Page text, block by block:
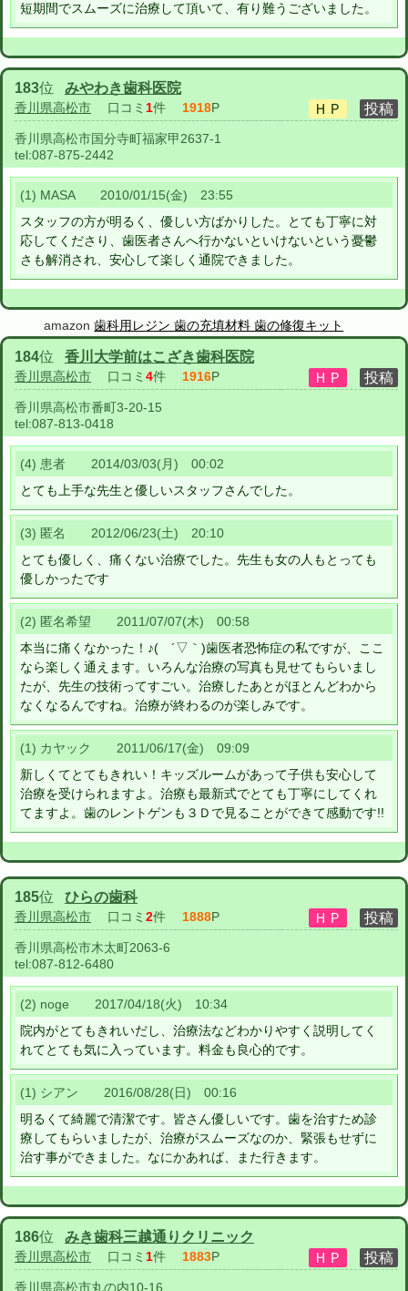
短期間でスムーズに治療して頂いて、有り難うございました。
183位 みやわき歯科医院
香川県高松市 口コミ 1件 1918P
香川県高松市国分寺町福家甲2637-1
tel:087-875-2442
(1) MASA 2010/01/15(金) 23:55
スタッフの方が明るく、優しい方ばかりした。とても丁寧に対
応してくださり、歯医者さんへ行かないといけないという憂鬱
さも解消され、安心して楽しく通院できました。
amazon歯科用レジン 歯の充填材料 歯の修復キット
184位 香川大学前はこざき歯科医院
香川県高松市 口コミ 4件 1916P
香川県高松市番町3-20-15
tel:087-813-0418
(4) 患者 2014/03/03(月) 00:02
とても上手な先生と優しいスタッフさんでした。
(3) 匿名 2012/06/23(土) 20:10
とても優しく、痛くない治療でした。先生も女の人もとっても
優しかったです
(2) 匿名希望 2011/07/07(木) 00:58
本当に痛くなかった！♪( ´▽｀)歯医者恐怖症の私ですが、ここ
なら楽しく通えます。いろんな治療の写真も見せてもらいまし
たが、先生の技術ってすごい。治療したあとがほとんどわから
なくなるんですね。治療が終わるのが楽しみです。
(1) カヤック 2011/06/17(金) 09:09
新しくてとてもきれい！キッズルームがあって子供も安心して
治療を受けられますよ。治療も最新式でとても丁寧にしてくれ
てますよ。歯のレントゲンも３Ｄで見ることができて感動です!!
185位 ひらの歯科
香川県高松市 口コミ 2件 1888P
香川県高松市木太町2063-6
tel:087-812-6480
(2) noge 2017/04/18(火) 10:34
院内がとてもきれいだし、治療法などわかりやすく説明してく
れてとても気に入っています。料金も良心的です。
(1) シアン 2016/08/28(日) 00:16
明るくて綺麗で清潔です。皆さん優しいです。歯を治すため診
療してもらいましたが、治療がスムーズなのか、緊張もせずに
治す事ができました。なにかあれば、また行きます。
186位 みき歯科三越通りクリニック
香川県高松市 口コミ 1件 1883P
香川県高松市丸の内10-16